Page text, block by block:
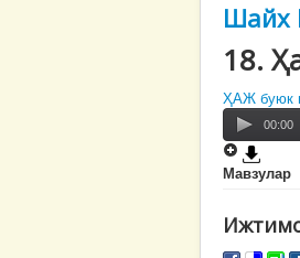
Шайх
18.
ҲАЖ буюк
00:00
Мавзулар